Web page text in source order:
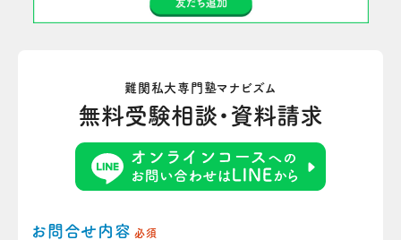
難関私大専門塾マナビズム
無料受験相談・資料請求
お問合せ内容 必須